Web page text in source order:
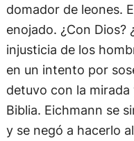
domador de leones.
enojado. ¿Con Dios?
injusticia de los
en un intento por
detuvo con la
Biblia. Eichmann se
y se negó a hacerlo